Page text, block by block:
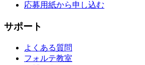
応募用紙から申し込む
サポート
よくある質問
フォルテ教室